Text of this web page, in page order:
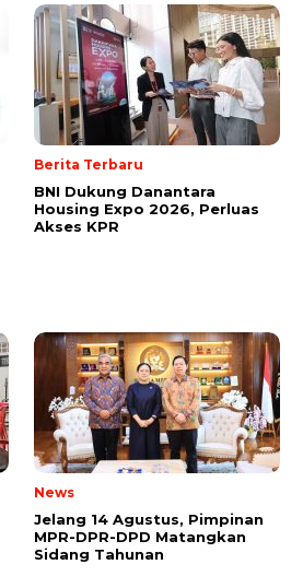
Berita Terbaru
BNI Dukung Danantara
Housing Expo 2026, Perluas
Akses KPR
News
Jelang 14 Agustus, Pimpinan
MPR-DPR-DPD Matangkan
Sidang Tahunan